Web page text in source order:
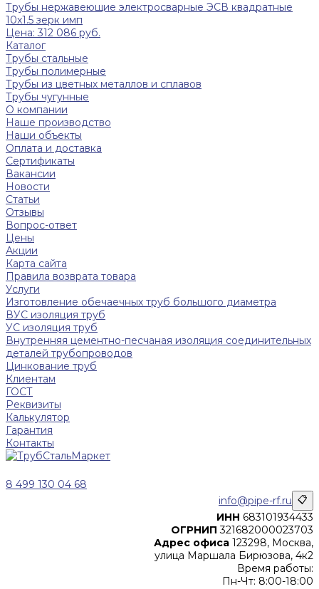
Трубы нержавеющие электросварные ЭСВ квадратные
10x1.5 зерк имп
Цена: 312 086 руб.
Каталог
Трубы стальные
Трубы полимерные
Трубы из цветных металлов и сплавов
Трубы чугунные
О компании
Наше производство
Наши объекты
Оплата и доставка
Сертификаты
Вакансии
Новости
Статьи
Отзывы
Вопрос-ответ
Цены
Акции
Карта сайта
Правила возврата товара
Услуги
Изготовление обечаечных труб большого диаметра
ВУС изоляция труб
УС изоляция труб
Внутренняя цементно-песчаная изоляция соединительных
деталей трубопроводов
Цинкование труб
Клиентам
ГОСТ
Реквизиты
Калькулятор
Гарантия
Контакты
8 499 130 04 68
info@pipe-rf.ru 📋
ИНН 683101934433
ОГРНИП 321682000023703
Адрес офиса 123298, Москва,
улица Маршала Бирюзова, 4к2
Время работы:
Пн-Чт: 8:00-18:00